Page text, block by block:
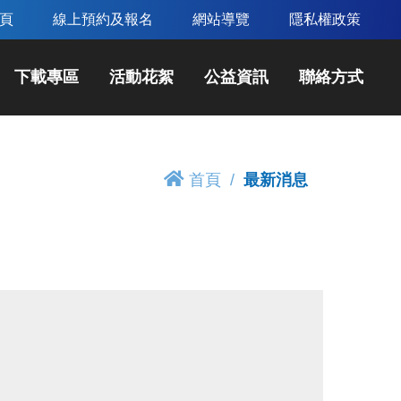
線上預約及報名 網站導覽 隱私權政策
下載專區 活動花絮 公益資訊 聯絡方式
首頁 最新消息